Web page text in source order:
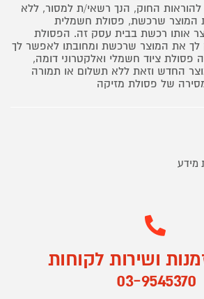
החוק, הנך רשאי/ת למסור, ללא
המוצר שרכשת, פסולת חשמלית
אותו רכשת בבית עסק זה. הפסולת
לך את המוצר שרכשת ומחובתו לאפשר לך
ציוד חשמלי ואלקטרוני דומה,
החדש וזאת ללא תשלום או תמורה
של פסולת מזיקה
מידע
ושירות לקוחות
03-9545370